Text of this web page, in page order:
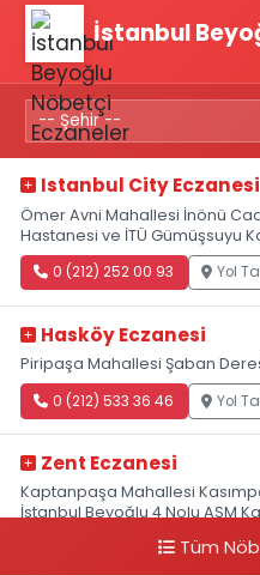
İstanbul
Istanbul City Eczanesi
Ömer Avni Mahallesi İnönü
Hastanesi ve İTÜ Gümüşsuyu
0 (212) 252 00 93 Yol
Hasköy Eczanesi
Piripaşa Mahallesi Şaban
0 (212) 533 36 46 Yol
Zent Eczanesi
Kaptanpaşa Mahallesi
İstanbul Beyoğlu 4 Nolu ASM
0 (212) 297 96 92 Yol
Tüm